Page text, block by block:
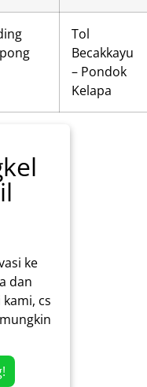
Tol
Becakkayu
– Pondok
Kelapa
ke
dan
cs